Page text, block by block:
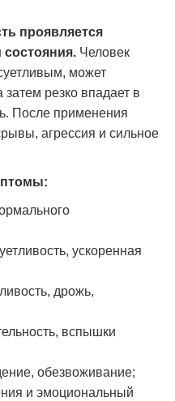
проявляется
Человек
может
затем резко впадает в
После применения
агрессия и сильное
ускоренная
дрожь,
вспышки
обезвоживание;
и эмоциональный